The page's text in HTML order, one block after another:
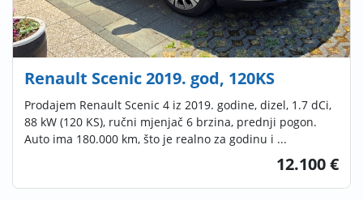
Renault Scenic 2019. god, 120KS
Prodajem Renault Scenic 4 iz 2019. godine, dizel, 1.7 dCi,
88 kW (120 KS), ručni mjenjač 6 brzina, prednji pogon.
Auto ima 180.000 km, što je realno za godinu i ...
12.100 €